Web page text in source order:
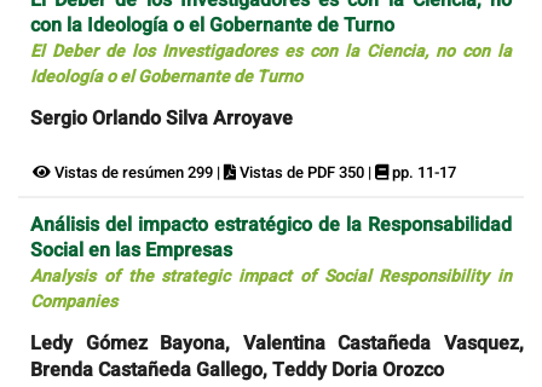
con la Ideología o el Gobernante de Turno
El Deber de los Investigadores es con la Ciencia, no con la
Ideología o el Gobernante de Turno
Sergio Orlando Silva Arroyave
Vistas de resúmen 299 | Vistas de PDF 350 | pp. 11-17
Análisis del impacto estratégico de la Responsabilidad
Social en las Empresas
Analysis of the strategic impact of Social Responsibility in
Companies
Ledy Gómez Bayona, Valentina Castañeda Vasquez,
Brenda Castañeda Gallego, Teddy Doria Orozco